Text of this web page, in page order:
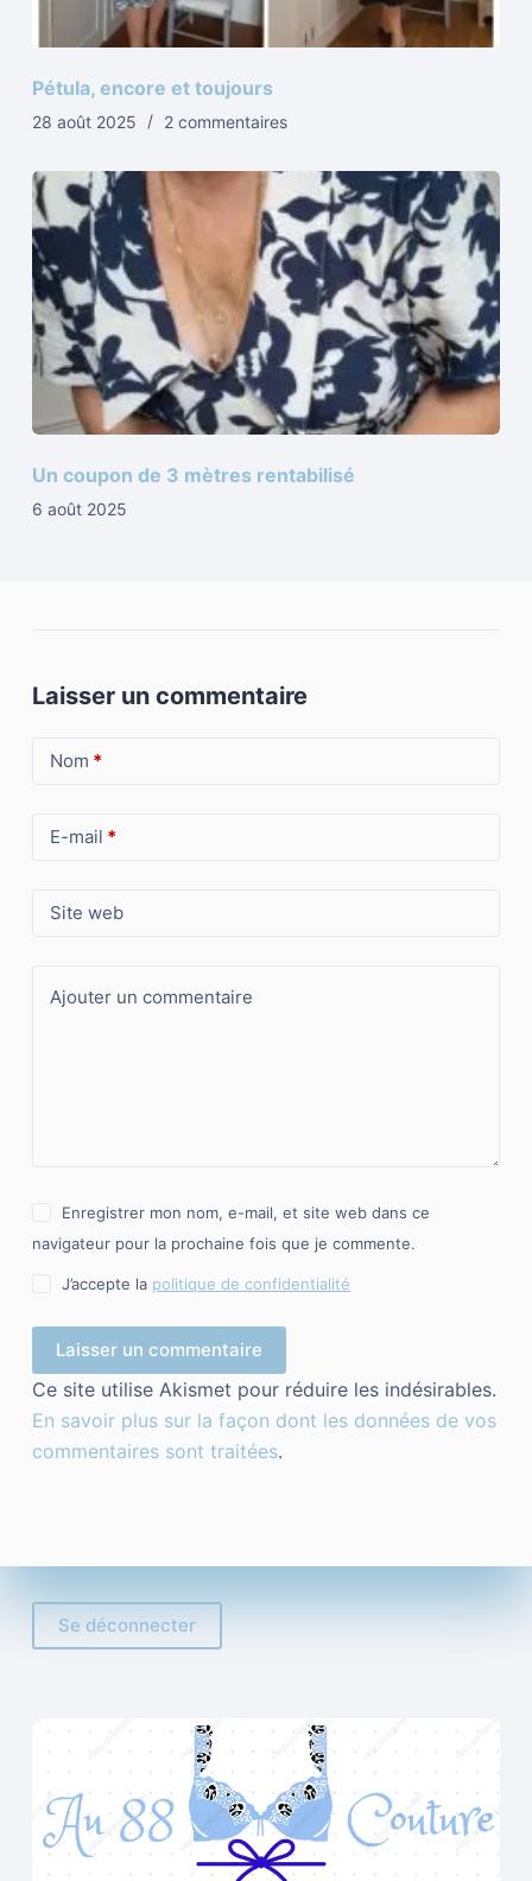
Pétula, encore et toujours
28 août 2025 2 commentaires
Un coupon de 3 mètres rentabilisé
6 août 2025
Laisser un commentaire
Nom *
E-mail *
Site web
Ajouter un commentaire
Enregistrer mon nom, e-mail, et site web dans ce
navigateur pour la prochaine fois que je commente.
J’accepte la politique de confidentialité
Laisser un commentaire
Ce site utilise Akismet pour réduire les indésirables.
En savoir plus sur la façon dont les données de vos
commentaires sont traitées.
Se déconnecter